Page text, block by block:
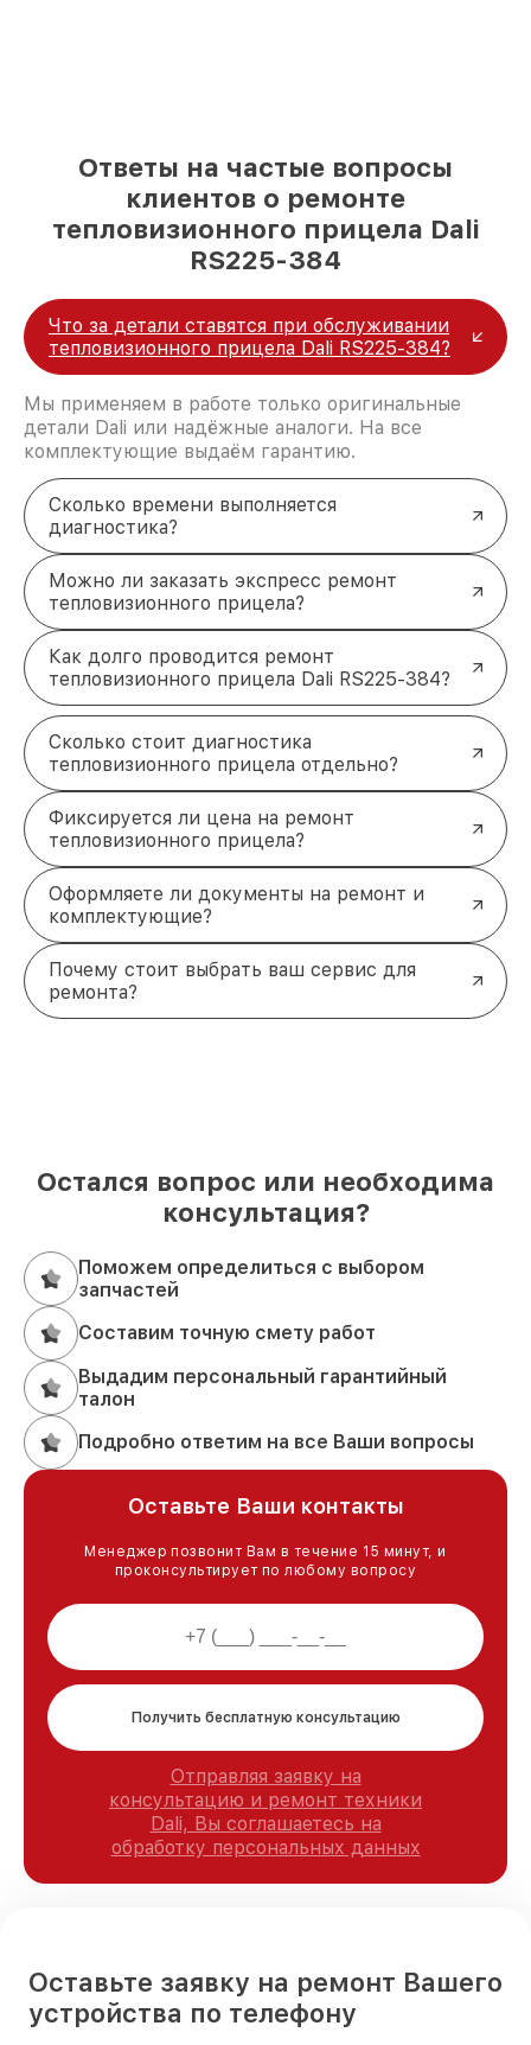
Ответы на частые вопросы
клиентов о ремонте
тепловизионного прицела Dali
RS225-384
Что за детали ставятся при обслуживании
тепловизионного прицела Dali RS225-384?
Мы применяем в работе только оригинальные
детали Dali или надёжные аналоги. На все
комплектующие выдаём гарантию.
Сколько времени выполняется
диагностика?
Можно ли заказать экспресс ремонт
тепловизионного прицела?
Как долго проводится ремонт
тепловизионного прицела Dali RS225-384?
Сколько стоит диагностика
тепловизионного прицела отдельно?
Фиксируется ли цена на ремонт
тепловизионного прицела?
Оформляете ли документы на ремонт и
комплектующие?
Почему стоит выбрать ваш сервис для
ремонта?
Остался вопрос или необходима
консультация?
Поможем определиться с выбором
запчастей
Составим точную смету работ
Выдадим персональный гарантийный
талон
Подробно ответим на все Ваши вопросы
Оставьте Ваши контакты
Менеджер позвонит Вам в течение 15 минут, и
проконсультирует по любому вопросу
Получить бесплатную консультацию
Отправляя заявку на
консультацию и ремонт техники
Dali, Вы соглашаетесь на
обработку персональных данных
Оставьте заявку на ремонт Вашего
устройства по телефону